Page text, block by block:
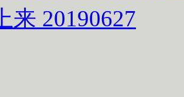
来 20190627